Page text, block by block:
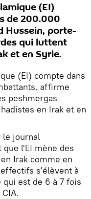
(EI)
de 200.000
Hussein, porte-
qui luttent
et en Syrie.
(EI) compte dans
affirme
peshmergas
en Irak et en
le journal
l'EI mène des
Irak comme en
s'élèvent à
est de 6 à 7 fois